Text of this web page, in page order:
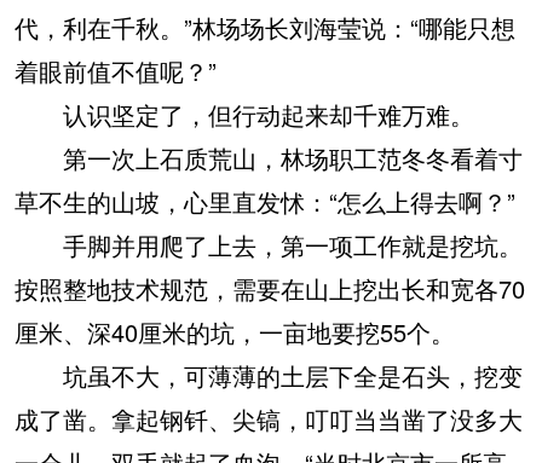
代，利在千秋。”林场场长刘海莹说：“哪能只想
着眼前值不值呢？”
认识坚定了，但行动起来却千难万难。
第一次上石质荒山，林场职工范冬冬看着寸
草不生的山坡，心里直发怵：“怎么上得去啊？”
手脚并用爬了上去，第一项工作就是挖坑。
按照整地技术规范，需要在山上挖出长和宽各70
厘米、深40厘米的坑，一亩地要挖55个。
坑虽不大，可薄薄的土层下全是石头，挖变
成了凿。拿起钢钎、尖镐，叮叮当当凿了没多大